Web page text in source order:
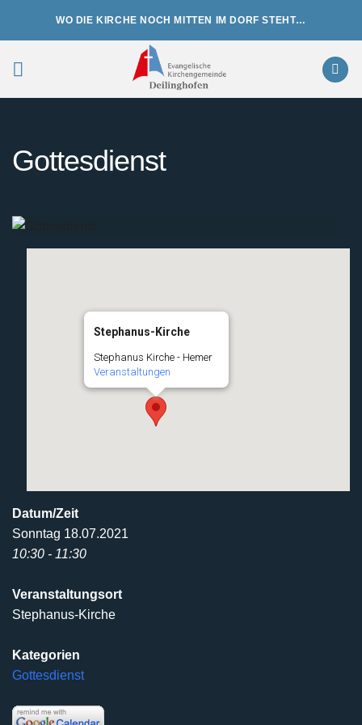
WO DIE KIRCHE NOCH MITTEN IM DORF STEHT…
Gottesdienst
Stephanus-Kirche
Stephanus Kirche - Hemer
Veranstaltungen
Datum/Zeit
Sonntag 18.07.2021
10:30 - 11:30
Veranstaltungsort
Stephanus-Kirche
Kategorien
Gottesdienst